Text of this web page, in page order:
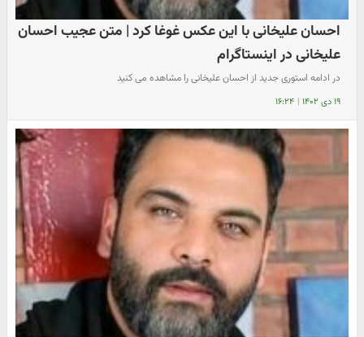
احسان علیخانی با این عکس غوغا کرد | متن عجیب احسان
علیخانی در اینستاگرام
در ادامه استوری جدید از احسان علیخانی را مشاهده می کنید
۱۹ دی ۱۴۰۲ | ۱۶:۲۴